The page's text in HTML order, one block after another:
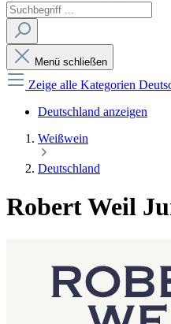
Menü schließen
Zeige alle Kategorien
Deutschland anzeigen
Weißwein
Deutschland
Robert Weil